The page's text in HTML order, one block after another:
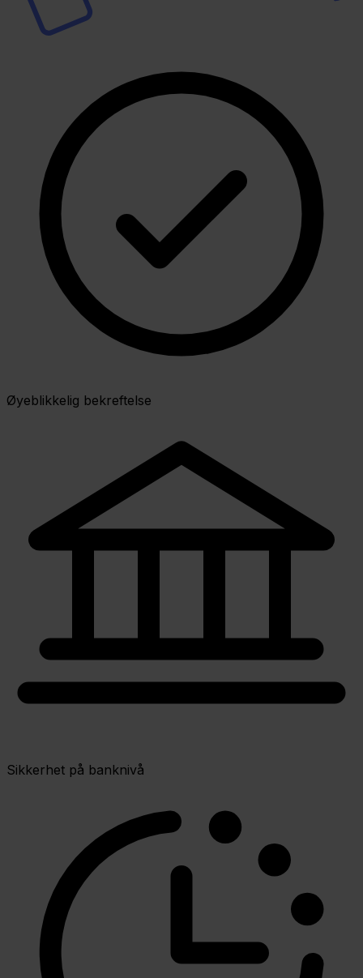
Øyeblikkelig bekreftelse
Sikkerhet på banknivå